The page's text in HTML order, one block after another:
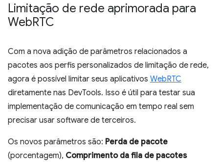
Limitação de rede aprimorada para
WebRTC
Com a nova adição de parâmetros relacionados a
pacotes aos perfis personalizados de limitação de rede,
agora é possível limitar seus aplicativos WebRTC
diretamente nas DevTools. Isso é útil para testar sua
implementação de comunicação em tempo real sem
precisar usar software de terceiros.
Os novos parâmetros são: Perda de pacote
(porcentagem), Comprimento da fila de pacotes